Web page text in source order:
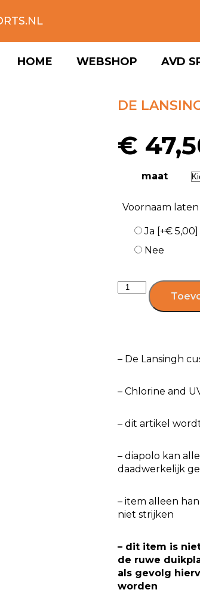
HOME WEBSHOP AVD
DE
€
maat
Voornaam
Ja [+€ 5,00]
Nee
– De Lansingh
– Chlorine and
– dit artikel
– diapolo kan
daadwerkelijk
– item alleen
niet strijken
– dit item is
de ruwe
als gevolg
worden